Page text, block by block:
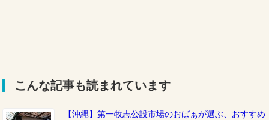
こんな記事も読まれています
【沖縄】第一牧志公設市場のおばぁが選ぶ、おすすめ